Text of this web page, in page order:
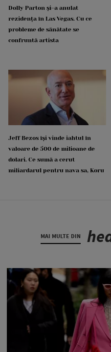
Dolly Parton și-a anulat
rezidența în Las Vegas. Cu ce
probleme de sănătate se
confruntă artista
Jeff Bezos își vinde iahtul în
valoare de 500 de milioane de
dolari. Ce sumă a cerut
miliardarul pentru nava sa, Koru
MAI MULTE DIN